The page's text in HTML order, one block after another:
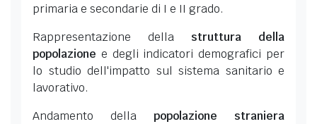
primaria e secondarie di I e II grado.
Rappresentazione della struttura della
popolazione e degli indicatori demografici per
lo studio dell'impatto sul sistema sanitario e
lavorativo.
Andamento della popolazione straniera